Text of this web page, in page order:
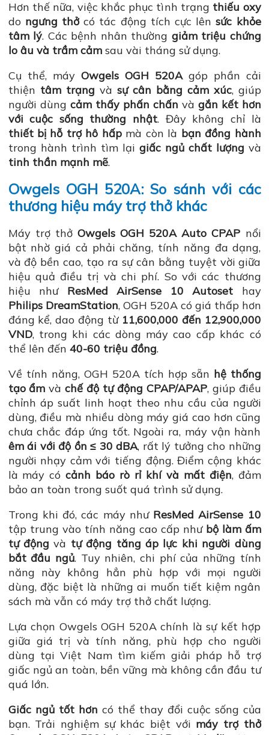
Hơn thế nữa, việc khắc phục tình trạng thiếu oxy
do ngưng thởcó tác động tích cực lênsức khỏe
tâm lý. Các bệnh nhân thường giảm triệu chứng
lo âu và trầm cảmsau vài tháng sử dụng.
Cụ thể, máy Owgels OGH 520Agóp phần cải
thiện tâm trạng và sự cân bằng cảm xúc, giúp
người dùng cảm thấy phấn chấn và gắn kết hơn
với cuộc sống thường nhật. Đây không chỉ là
thiết bị hỗ trợ hô hấpmà còn là bạn đồng hành
trong hành trình tìm lại giấc ngủ chất lượng và
tinh thần mạnh mẽ.
Owgels OGH 520A: So sánh với các
thương hiệu máy trợ thở khác
Máy trợ thở Owgels OGH 520A Auto CPAP nổi
bật nhờ giá cả phải chăng, tính năng đa dạng,
và độ bền cao, tạo ra sự cân bằng tuyệt vời giữa
hiệu quả điều trị và chi phí. So với các thương
hiệu như ResMed AirSense 10 Autoset hay
Philips DreamStation, OGH 520A có giá thấp hơn
đáng kể, dao động từ 11,600,000 đến 12,900,000
VND, trong khi các dòng máy cao cấp khác có
thể lên đến 40-60 triệu đồng.
Về tính năng, OGH 520A tích hợp sẵn hệ thống
tạo ẩm vàchế độ tự động CPAP/APAP, giúp điều
chỉnh áp suất linh hoạt theo nhu cầu của người
dùng, điều mà nhiều dòng máy giá cao hơn cũng
chưa chắc đáp ứng tốt. Ngoài ra, máy vận hành
êm ái với độ ồn ≤ 30 dBA, rất lý tưởng cho những
người nhạy cảm với tiếng động. Điểm cộng khác
là máy cócảnh báo rò rỉ khí và mất điện, đảm
bảo an toàn trong suốt quá trình sử dụng.
Trong khi đó, các máy như ResMed AirSense 10
tập trung vào tính năng cao cấp như bộ làm ấm
tự động và tự động tăng áp lực khi người dùng
bắt đầu ngủ. Tuy nhiên, chi phí của những tính
năng này không hẳn phù hợp với mọi người
dùng, đặc biệt là những ai muốn tiết kiệm ngân
sách mà vẫn có máy trợ thở chất lượng.
Lựa chọn Owgels OGH 520A chính là sự kết hợp
giữa giá trị và tính năng, phù hợp cho người
dùng tại Việt Nam tìm kiếm giải pháp hỗ trợ
giấc ngủ an toàn, bền vững mà không cần đầu tư
quá lớn.
Giấc ngủ tốt hơn có thể thay đổi cuộc sống của
bạn. Trải nghiệm sự khác biệt với máy trợ thở